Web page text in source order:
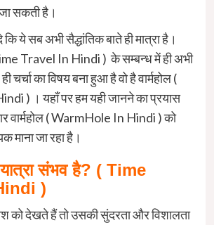
सकती है।
ये सब अभी सैद्धांतिक बाते ही मात्रा है।
Travel In Hindi ) के सम्बन्ध में ही अभी
चर्चा का विषय बना हुआ है वो है वार्महोल (
) । यहाँ पर हम यही जानने का प्रयास
वार्महोल ( WarmHole In Hindi ) को
माना जा रहा है।
संभव है? ( Time
)
को देखते हैं तो उसकी सुंदरता और विशालता